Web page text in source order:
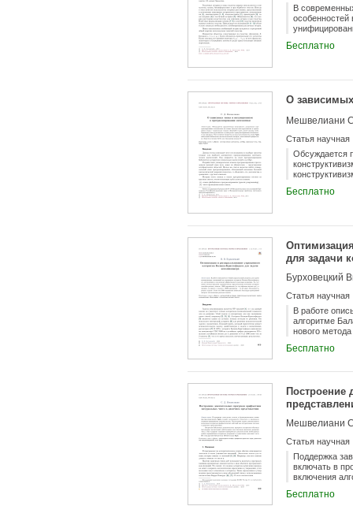
В
особенностей
система
Бесплатно
О
Мешвелиани
Статья научная
Обсуждается
арифметику
Бесплатно
для задачи
Бурховецкий
Статья научная
В работе
алгоритме
нового
Возможность
Бесплатно
Построение
Мешвелиани
Статья научная
Поддержка
включать в
включения
над списками
Бесплатно